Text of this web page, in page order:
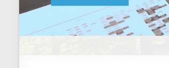
En savoir plus